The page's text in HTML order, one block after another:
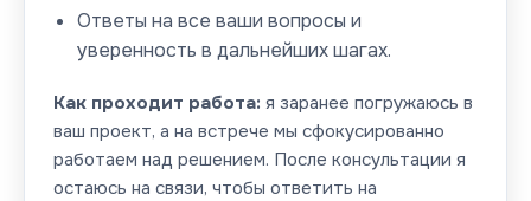
Ответы на все ваши вопросы и
уверенность в дальнейших шагах.
Как проходит работа: я заранее погружаюсь в
ваш проект, а на встрече мы сфокусированно
работаем над решением. После консультации я
остаюсь на связи, чтобы ответить на